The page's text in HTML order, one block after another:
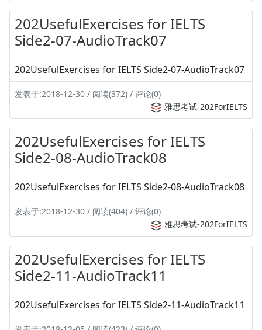
202UsefulExercises for IELTS
Side2-07-AudioTrack07
202UsefulExercises for IELTS Side2-07-AudioTrack07
发表于:2018-12-30 / 阅读(372) / 评论(0)
雅思考试-202ForIELTS
202UsefulExercises for IELTS
Side2-08-AudioTrack08
202UsefulExercises for IELTS Side2-08-AudioTrack08
发表于:2018-12-30 / 阅读(404) / 评论(0)
雅思考试-202ForIELTS
202UsefulExercises for IELTS
Side2-11-AudioTrack11
202UsefulExercises for IELTS Side2-11-AudioTrack11